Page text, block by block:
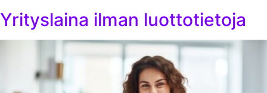
Yrityslaina ilman luottotietoja